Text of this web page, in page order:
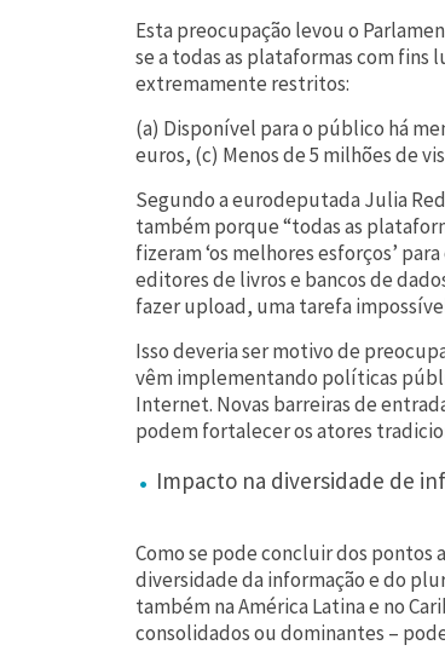
Esta preocupação levou o
se a todas as plataformas com
extremamente restritos:
(a) Disponível para o público há
euros, (c) Menos de 5 milhões de
Segundo a eurodeputada Julia
também porque “todas as
fizeram ‘os melhores esforços’
editores de livros e bancos de
fazer upload, uma tarefa
Isso deveria ser motivo de
vêm implementando políticas
Internet. Novas barreiras de
podem fortalecer os atores
Impacto na diversidade de
Como se pode concluir dos
diversidade da informação e do
também na América Latina e no
consolidados ou dominantes –